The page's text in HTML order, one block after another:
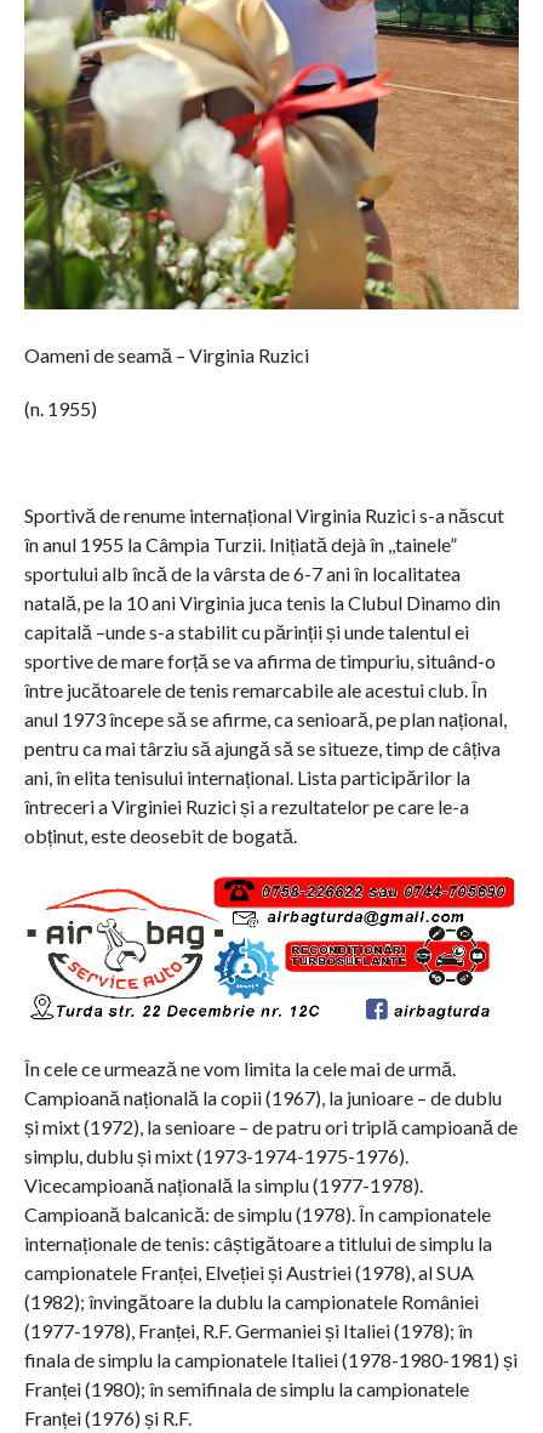
Oameni de seamă – Virginia Ruzici
(n. 1955)
Sportivă de renume internațional Virginia Ruzici s-a născut
în anul 1955 la Câmpia Turzii. Inițiată dejà în ,,tainele”
sportului alb încă de la vârsta de 6-7 ani în localitatea
natală, pe la 10 ani Virginia juca tenis la Clubul Dinamo din
capitală –unde s-a stabilit cu părinții și unde talentul ei
sportive de mare forță se va afirma de timpuriu, situând-o
între jucătoarele de tenis remarcabile ale acestui club. În
anul 1973 începe să se afirme, ca senioară, pe plan național,
pentru ca mai târziu să ajungă să se situeze, timp de câțiva
ani, în elita tenisului internațional. Lista participărilor la
întreceri a Virginiei Ruzici și a rezultatelor pe care le-a
obținut, este deosebit de bogată.
În cele ce urmează ne vom limita la cele mai de urmă.
Campioană națională la copii (1967), la junioare – de dublu
și mixt (1972), la senioare – de patru ori triplă campioană de
simplu, dublu și mixt (1973-1974-1975-1976).
Vicecampioană națională la simplu (1977-1978).
Campioană balcanică: de simplu (1978). În campionatele
internaționale de tenis: câștigătoare a titlului de simplu la
campionatele Franței, Elveției și Austriei (1978), al SUA
(1982); învingătoare la dublu la campionatele României
(1977-1978), Franței, R.F. Germaniei și Italiei (1978); în
finala de simplu la campionatele Italiei (1978-1980-1981) și
Franței (1980); în semifinala de simplu la campionatele
Franței (1976) și R.F.